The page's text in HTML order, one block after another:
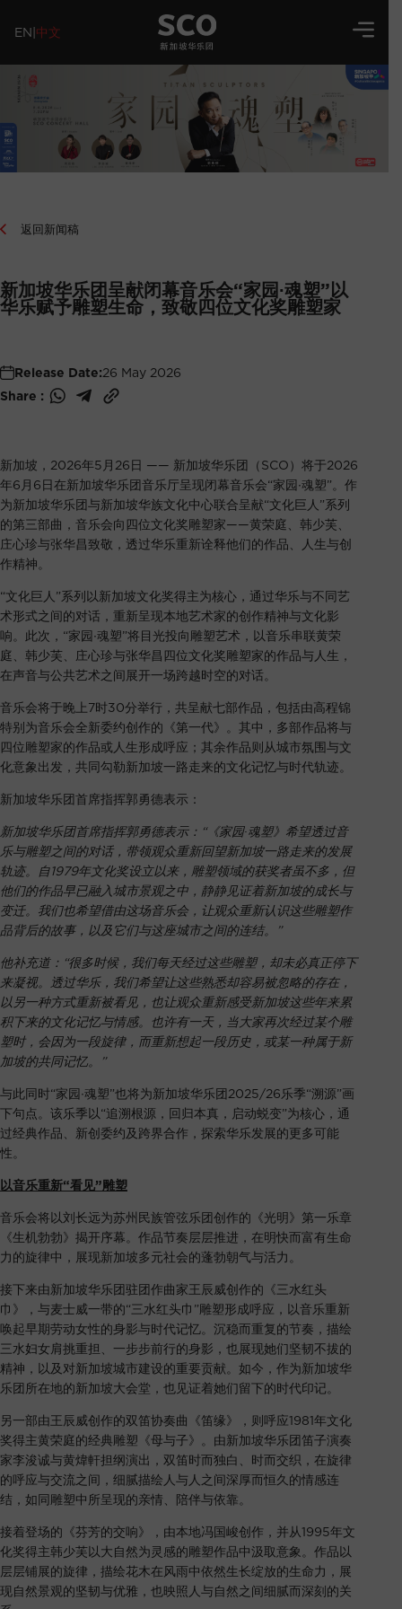
EN|中文
返回新闻稿
新加坡华乐团呈献闭幕音乐会“家园∙魂塑”以
华乐赋予雕塑生命，致敬四位文化奖雕塑家
Release Date:26 May 2026
Share :
新加坡，2026年5月26日 —— 新加坡华乐团（SCO）将于2026
年6月6日在新加坡华乐团音乐厅呈现闭幕音乐会“家园∙魂塑”。作
为新加坡华乐团与新加坡华族文化中心联合呈献“文化巨人”系列
的第三部曲，音乐会向四位文化奖雕塑家——黄荣庭、韩少芙、
庄心珍与张华昌致敬，透过华乐重新诠释他们的作品、人生与创
作精神。
“文化巨人”系列以新加坡文化奖得主为核心，通过华乐与不同艺
术形式之间的对话，重新呈现本地艺术家的创作精神与文化影
响。此次，“家园∙魂塑”将目光投向雕塑艺术，以音乐串联黄荣
庭、韩少芙、庄心珍与张华昌四位文化奖雕塑家的作品与人生，
在声音与公共艺术之间展开一场跨越时空的对话。
音乐会将于晚上7时30分举行，共呈献七部作品，包括由高程锦
特别为音乐会全新委约创作的《第一代》。其中，多部作品将与
四位雕塑家的作品或人生形成呼应；其余作品则从城市氛围与文
化意象出发，共同勾勒新加坡一路走来的文化记忆与时代轨迹。
新加坡华乐团首席指挥郭勇德表示：
新加坡华乐团首席指挥郭勇德表示：“《家园∙魂塑》希望透过音
乐与雕塑之间的对话，带领观众重新回望新加坡一路走来的发展
轨迹。自1979年文化奖设立以来，雕塑领域的获奖者虽不多，但
他们的作品早已融入城市景观之中，静静见证着新加坡的成长与
变迁。我们也希望借由这场音乐会，让观众重新认识这些雕塑作
品背后的故事，以及它们与这座城市之间的连结。”
他补充道：“很多时候，我们每天经过这些雕塑，却未必真正停下
来凝视。透过华乐，我们希望让这些熟悉却容易被忽略的存在，
以另一种方式重新被看见，也让观众重新感受新加坡这些年来累
积下来的文化记忆与情感。也许有一天，当大家再次经过某个雕
塑时，会因为一段旋律，而重新想起一段历史，或某一种属于新
加坡的共同记忆。”
与此同时“家园∙魂塑”也将为新加坡华乐团2025/26乐季“溯源”画
下句点。该乐季以“追溯根源，回归本真，启动蜕变”为核心，通
过经典作品、新创委约及跨界合作，探索华乐发展的更多可能
性。
以音乐重新“看见”雕塑
音乐会将以刘长远为苏州民族管弦乐团创作的《光明》第一乐章
《生机勃勃》揭开序幕。作品节奏层层推进，在明快而富有生命
力的旋律中，展现新加坡多元社会的蓬勃朝气与活力。
接下来由新加坡华乐团驻团作曲家王辰威创作的《三水红头
巾》，与麦士威一带的“三水红头巾”雕塑形成呼应，以音乐重新
唤起早期劳动女性的身影与时代记忆。沉稳而重复的节奏，描绘
三水妇女肩挑重担、一步步前行的身影，也展现她们坚韧不拔的
精神，以及对新加坡城市建设的重要贡献。如今，作为新加坡华
乐团所在地的新加坡大会堂，也见证着她们留下的时代印记。
另一部由王辰威创作的双笛协奏曲《笛缘》，则呼应1981年文化
奖得主黄荣庭的经典雕塑《母与子》。由新加坡华乐团笛子演奏
家李浚诚与黄煒軒担纲演出，双笛时而独白、时而交织，在旋律
的呼应与交流之间，细腻描绘人与人之间深厚而恒久的情感连
结，如同雕塑中所呈现的亲情、陪伴与依靠。
接着登场的《芬芳的交响》，由本地冯国峻创作，并从1995年文
化奖得主韩少芙以大自然为灵感的雕塑作品中汲取意象。作品以
层层铺展的旋律，描绘花木在风雨中依然生长绽放的生命力，展
现自然景观的坚韧与优雅，也映照人与自然之间细腻而深刻的关